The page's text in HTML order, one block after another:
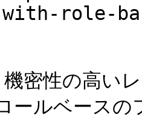
role-
密性の高い
ールベース